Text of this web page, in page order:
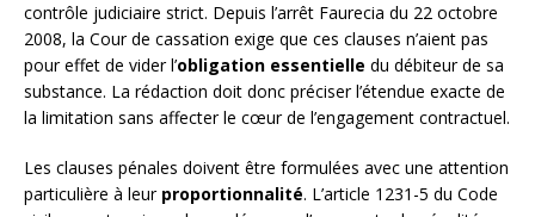
contrôle judiciaire strict. Depuis l’arrêt Faurecia du 22 octobre
2008, la Cour de cassation exige que ces clauses n’aient pas
pour effet de vider l’obligation essentielle du débiteur de sa
substance. La rédaction doit donc préciser l’étendue exacte de
la limitation sans affecter le cœur de l’engagement contractuel.
Les clauses pénales doivent être formulées avec une attention
particulière à leur proportionnalité. L’article 1231-5 du Code